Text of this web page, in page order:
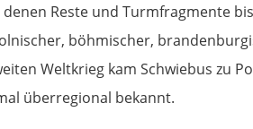
Reste und Turmfragmente
böhmischer,
Weltkrieg kam Schwiebus zu
überregional bekannt.